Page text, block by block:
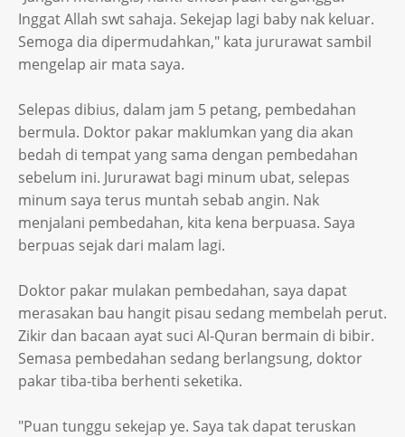
Inggat Allah swt sahaja. Sekejap lagi baby nak keluar.
Semoga dia dipermudahkan," kata jururawat sambil
mengelap air mata saya.
Selepas dibius, dalam jam 5 petang, pembedahan
bermula. Doktor pakar maklumkan yang dia akan
bedah di tempat yang sama dengan pembedahan
sebelum ini. Jururawat bagi minum ubat, selepas
minum saya terus muntah sebab angin. Nak
menjalani pembedahan, kita kena berpuasa. Saya
berpuas sejak dari malam lagi.
Doktor pakar mulakan pembedahan, saya dapat
merasakan bau hangit pisau sedang membelah perut.
Zikir dan bacaan ayat suci Al-Quran bermain di bibir.
Semasa pembedahan sedang berlangsung, doktor
pakar tiba-tiba berhenti seketika.
"Puan tunggu sekejap ye. Saya tak dapat teruskan